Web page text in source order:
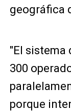
geográfica
"El sistema
300
porque